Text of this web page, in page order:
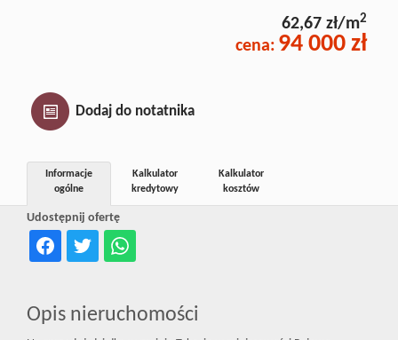
62,67 zł/m2
cena: 94 000 zł
Dodaj do notatnika
Udostępnij ofertę
Informacje
ogólne
Kalkulator
kredytowy
Kalkulator
kosztów
Opis nieruchomości